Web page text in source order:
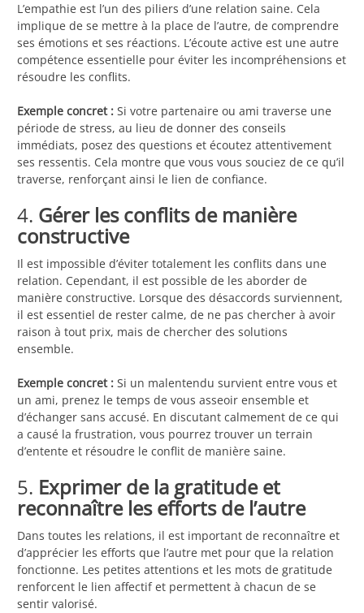
L’empathie est l’un des piliers d’une relation saine. Cela
implique de se mettre à la place de l’autre, de comprendre
ses émotions et ses réactions. L’écoute active est une autre
compétence essentielle pour éviter les incompréhensions et
résoudre les conflits.
Exemple concret : Si votre partenaire ou ami traverse une
période de stress, au lieu de donner des conseils
immédiats, posez des questions et écoutez attentivement
ses ressentis. Cela montre que vous vous souciez de ce qu’il
traverse, renforçant ainsi le lien de confiance.
4. Gérer les conflits de manière
constructive
Il est impossible d’éviter totalement les conflits dans une
relation. Cependant, il est possible de les aborder de
manière constructive. Lorsque des désaccords surviennent,
il est essentiel de rester calme, de ne pas chercher à avoir
raison à tout prix, mais de chercher des solutions
ensemble.
Exemple concret : Si un malentendu survient entre vous et
un ami, prenez le temps de vous asseoir ensemble et
d’échanger sans accusé. En discutant calmement de ce qui
a causé la frustration, vous pourrez trouver un terrain
d’entente et résoudre le conflit de manière saine.
5. Exprimer de la gratitude et
reconnaître les efforts de l’autre
Dans toutes les relations, il est important de reconnaître et
d’apprécier les efforts que l’autre met pour que la relation
fonctionne. Les petites attentions et les mots de gratitude
renforcent le lien affectif et permettent à chacun de se
sentir valorisé.